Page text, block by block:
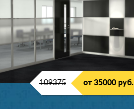
109375 от 35000 руб.